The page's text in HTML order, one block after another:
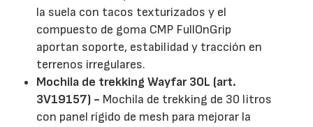
la suela con tacos texturizados y el
compuesto de goma CMP FullOnGrip
aportan soporte, estabilidad y tracción en
terrenos irregulares.
Mochila de trekking Wayfar 30L (art.
3V19157) - Mochila de trekking de 30 litros
con panel rígido de mesh para mejorar la